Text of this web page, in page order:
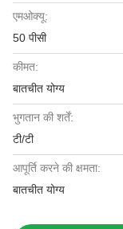
एमओक्यू:
50 पीसी
कीमत:
बातचीत योग्य
भुगतान की शर्तें:
टी/टी
आपूर्ति करने की क्षमता:
बातचीत योग्य